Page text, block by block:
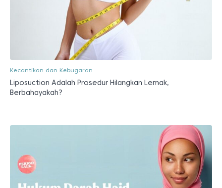
Kecantikan dan Kebugaran
Liposuction Adalah Prosedur Hilangkan Lemak,
Berbahayakah?